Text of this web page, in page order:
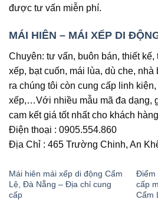
được tư vấn miễn phí.
MÁI HIÊN – MÁI XẾP DI
Chuyên: tư vấn, buôn bán, thiết kế,
xếp, bạt cuốn, mái lùa, dù che,
ra chúng tôi còn cung cấp linh
xếp,…Với nhiều mẫu mã đa dạng,
cam kết giá tốt nhất cho khách hàng
Điện thoại : 0905.554.860
Địa Chỉ : 465 Trường Chinh, An
Mái hiên mái xếp di động Cẩm
Lệ, Đà Nẵng – Địa chỉ cung
cấp
Điểm
cấp
Cẩm